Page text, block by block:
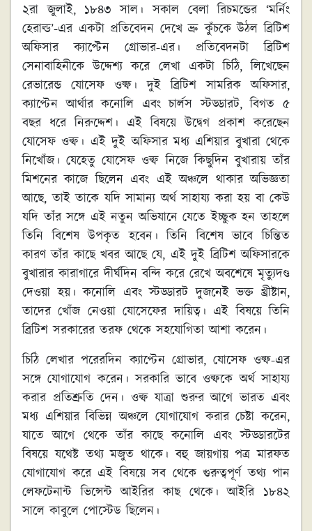
২রা জুলাই, ১৮৪৩ সাল। সকাল বেলা রিচমন্ডের ‘মর্নিং
হেরাল্ড’-এর একটা প্রতিবেদন দেখে ভ্রু কুঁচকে উঠল ব্রিটিশ
অফিসার ক্যাপ্টেন গ্রোভার-এর। প্রতিবেদনটা ব্রিটিশ
সেনাবাহিনীকে উদ্দেশ্য করে লেখা একটা চিঠি, লিখেছেন
রেভারেন্ড যোসেফ ওল্ফ। দুই ব্রিটিশ সামরিক অফিসার,
ক্যাপ্টেন আর্থার কনোলি এবং চার্লস স্টড্ডারট, বিগত ৫
বছর ধরে নিরুদ্দেশ। এই বিষয়ে উদ্বেগ প্রকাশ করেছেন
যোসেফ ওল্ফ। এই দুই অফিসার মধ্য এশিয়ার বুখারা থেকে
নিখোঁজ। যেহেতু যোসেফ ওল্ফ নিজে কিছুদিন বুখারায় তাঁর
মিশনের কাজে ছিলেন এবং এই অঞ্চলে থাকার অভিজ্ঞতা
আছে, তাই তাকে যদি সামান্য অর্থ সাহায্য করা হয় বা কেউ
যদি তাঁর সঙ্গে এই নতুন অভিযানে যেতে ইচ্ছুক হন তাহলে
তিনি বিশেষ উপকৃত হবেন। তিনি বিশেষ ভাবে চিন্তিত
কারণ তাঁর কাছে খবর আছে যে, এই দুই ব্রিটিশ অফিসারকে
বুখারার কারাগারে দীর্ঘদিন বন্দি করে রেখে অবশেষে মৃত্যুদণ্ড
দেওয়া হয়। কনোলি এবং স্টড্ডারট দুজনেই ভক্ত খ্রীষ্টান,
তাদের খোঁজ নেওয়া যোসেফের দায়িত্ব। এই বিষয়ে তিনি
ব্রিটিশ সরকারের তরফ থেকে সহযোগিতা আশা করেন।
চিঠি লেখার পরেরদিন ক্যাপ্টেন গ্রোভার, যোসেফ ওল্ফ-এর
সঙ্গে যোগাযোগ করেন। সরকারি ভাবে ওল্ফকে অর্থ সাহায্য
করার প্রতিশ্রুতি দেন। ওল্ফ যাত্রা শুরুর আগে ভারত এবং
মধ্য এশিয়ার বিভিন্ন অঞ্চলে যোগাযোগ করার চেষ্টা করেন,
যাতে আগে থেকে তাঁর কাছে কনোলি এবং স্টড্ডারটের
বিষয়ে যথেষ্ট তথ্য মজুত থাকে। বহু জায়গায় পত্র মারফত
যোগাযোগ করে এই বিষয়ে সব থেকে গুরুত্বপূর্ণ তথ্য পান
লেফটেনান্ট ভিন্সেন্ট আইরির কাছ থেকে। আইরি ১৮৪২
সালে কাবুলে পোস্টেড ছিলেন।